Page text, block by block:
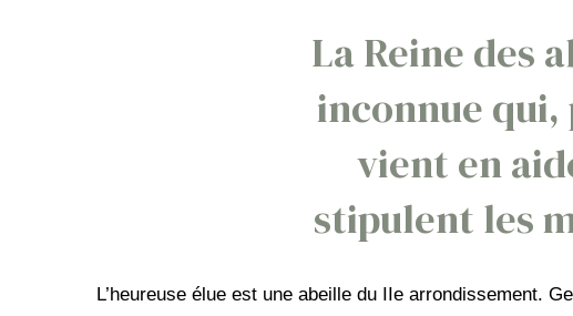
La Reine des
inconnue
vient en
stipulent les
L’heureuse élue est une abeille du IIe arrondissement.